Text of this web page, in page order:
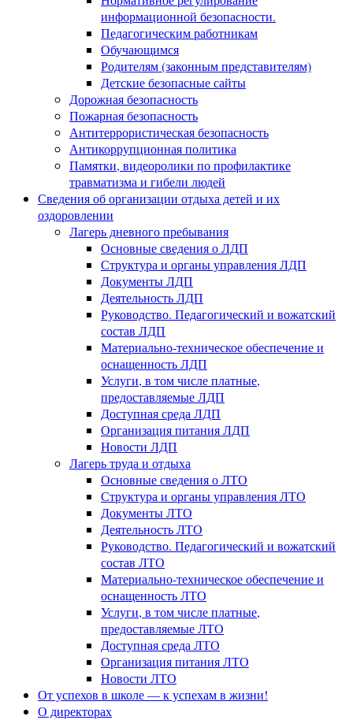
информационной безопасности.
Педагогическим работникам
Обучающимся
Родителям (законным представителям)
Детские безопасные сайты
Дорожная безопасность
Пожарная безопасность
Антитеррористическая безопасность
Антикоррупционная политика
Памятки, видеоролики по профилактике
травматизма и гибели людей
Сведения об организации отдыха детей и их
оздоровлении
Лагерь дневного пребывания
Основные сведения о ЛДП
Структура и органы управления ЛДП
Документы ЛДП
Деятельность ЛДП
Руководство. Педагогический и вожатский
состав ЛДП
Материально-техническое обеспечение и
оснащенность ЛДП
Услуги, в том числе платные,
предоставляемые ЛДП
Доступная среда ЛДП
Организация питания ЛДП
Новости ЛДП
Лагерь труда и отдыха
Основные сведения о ЛТО
Структура и органы управления ЛТО
Документы ЛТО
Деятельность ЛТО
Руководство. Педагогический и вожатский
состав ЛТО
Материально-техническое обеспечение и
оснащенность ЛТО
Услуги, в том числе платные,
предоставляемые ЛТО
Доступная среда ЛТО
Организация питания ЛТО
Новости ЛТО
От успехов в школе — к успехам в жизни!
О директорах